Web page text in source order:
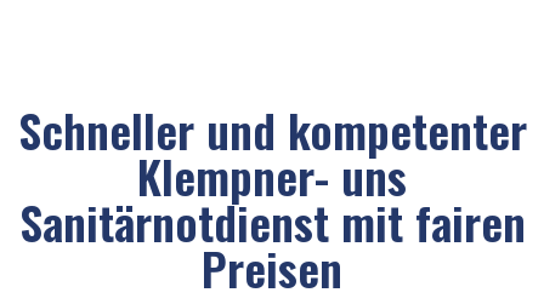
Schneller und kompetenter
Klempner- uns
Sanitärnotdienst mit fairen
Preisen